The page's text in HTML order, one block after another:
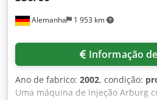
acessível, para sua produção? Ou
site.
Alemanha 1 953 km
Informação
Ano de fabrico: 2002, condição:
Uma máquina de injeção Arburg